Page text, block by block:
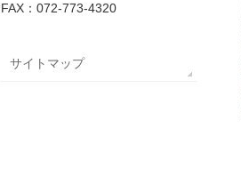
FAX：072-773-4320
サイトマップ